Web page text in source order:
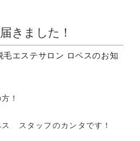
きました！
エステサロン ロペスのお知
！
スタッフのカンタです！